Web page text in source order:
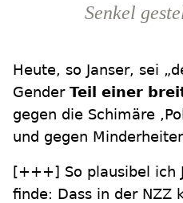
Senkel
Heute, so Janser, sei
Gender Teil einer
gegen die Schimäre
und gegen
[+++] So plausibel ich
finde: Dass in der NZZ